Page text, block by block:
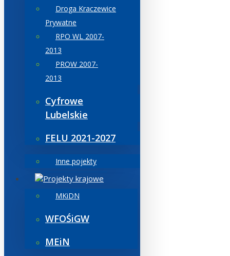
Droga Kraczewice
Prywatne
RPO WL 2007-
2013
PROW 2007-
2013
Cyfrowe
Lubelskie
FELU 2021-2027
Inne pojekty
Projekty krajowe
MKiDN
WFOŚiGW
MEiN